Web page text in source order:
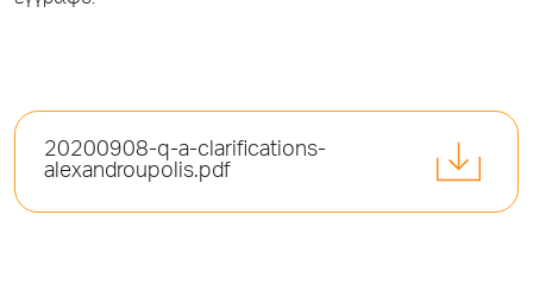
20200908-q-a-clarifications-
alexandroupolis.pdf